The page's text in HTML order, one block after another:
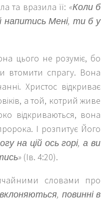
та вразила її: «Коли б
Мені, ти б у
цього не розуміє, бо
втомити спрагу. Вона
Христос відкриває
а той, котрий живе
відкриваються, вона
І розпитує Його
на цій ось горі, а ви
(Ів. 4:20).
словами про
повинні в